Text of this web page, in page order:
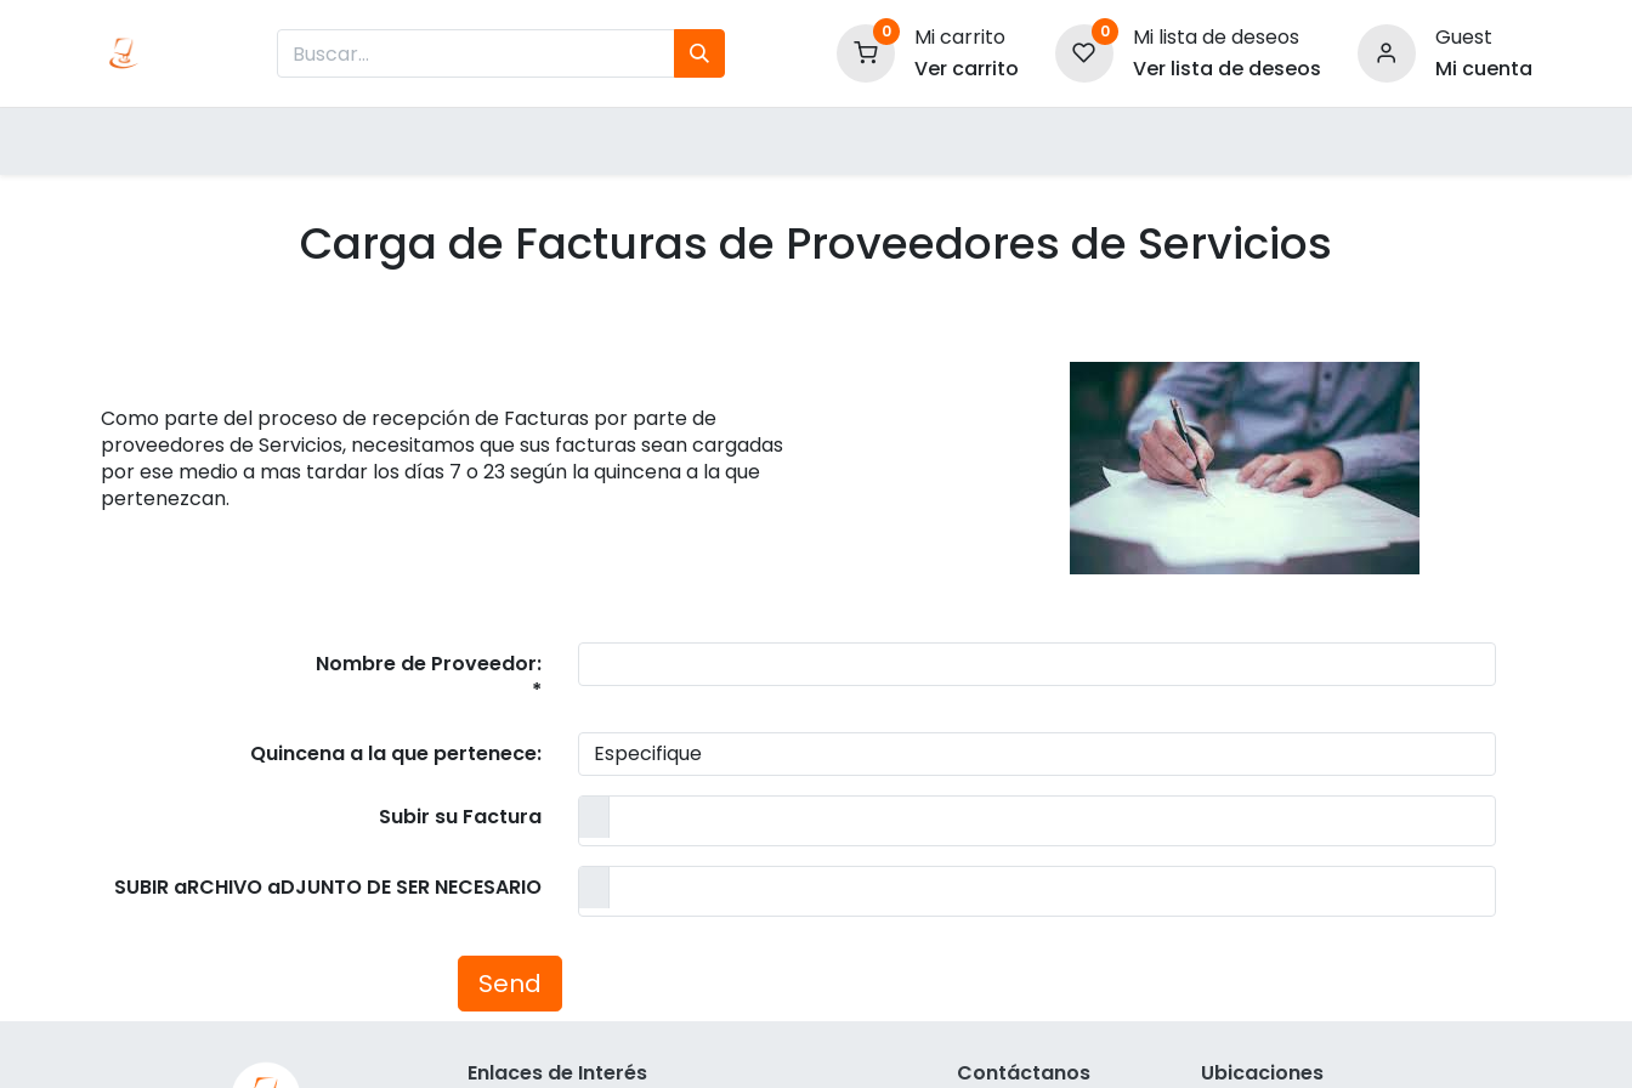
0
Mi carrito
Ver carrito
0
Mi lista de deseos
Ver lista de deseos
Guest
Mi cuenta
Carga de Facturas de Proveedores de Servicios
Como parte del proceso de recepción de Facturas por parte de
proveedores de Servicios, necesitamos que sus facturas sean cargadas
por ese medio a mas tardar los días 7 o 23 según la quincena a la que
pertenezcan.
Nombre de Proveedor:
Quincena a la que pertenece:
Subir su Factura
SUBIR aRCHIVO aDJUNTO DE SER NECESARIO
Send
Enlaces de Interés Contáctanos Ubicaciones